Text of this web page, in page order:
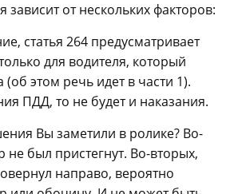
зависит от нескольких факторов:
статья 264 предусматривает
для водителя, который
этом речь идет в части 1).
ПДД, то не будет и наказания.
Вы заметили в ролике? Во-
не был пристегнут. Во-вторых,
направо, вероятно